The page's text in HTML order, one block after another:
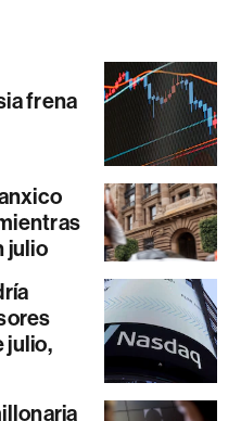
frena
julio
julio,